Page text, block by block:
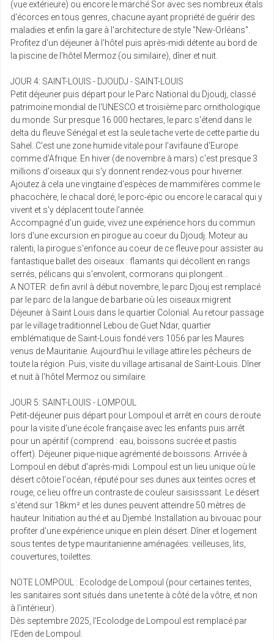
mar.
11
mai
1167 € /pers.
1196 € au lieu de
Retour le
18/05/2027
mer.
mai
1000 € au lieu de
sam.
15
mai
1231 €/pers.
1260 € au lieu de
Retour le
22/05/2027
mar.
18
mai
1129 € /pers.
1158 € au lieu de
Retour le
mer.
19
mai
802 €/pers.
831 € au lieu de
Retour le
26/05/2027
sam.
22
mai
1167 €/pers.
1196 € au lieu de
Retour le
29/05/2027
mar.
25
mai
1013 €/pers.
1042 € au lieu de
Retour le
01/06/2027
mer.
26 696 €/pers.
sam.
29
mai
1082 €/pers.
1111 € au lieu de
Retour le
05/06/2027
juin 2027
mar.
01
juin
1092 €
1121 € au lieu de
08/06/2027
mer.
02 707 €
736 € au lieu de
Retour le
sam.
05
juin
1170 €
Retour le
(vue extérieure) ou encore le marché Sor avec ses nombreux étals
d'écorces en tous genres, chacune ayant propriété de guérir des
maladies et enfin la gare à l'architecture de style "New-Orléans".
Profitez d'un déjeuner à l'hôtel puis après-midi détente au bord de
la piscine de l'hôtel Mermoz (ou similaire), dîner et nuit.
JOUR 4: SAINT-LOUIS - DJOUDJ - SAINT-LOUIS
Petit déjeuner puis départ pour le Parc National du Djoudj, classé
patrimoine mondial de l'UNESCO et troisième parc ornithologique
du monde. Sur presque 16 000 hectares, le parc s'étend dans le
delta du fleuve Sénégal et est la seule tache verte de cette partie du
Sahel. C'est une zone humide vitale pour l'avifaune d'Europe
comme d'Afrique. En hiver (de novembre à mars) c'est presque 3
millions d'oiseaux qui s'y donnent rendez-vous pour hiverner.
Ajoutez à cela une vingtaine d'espèces de mammifères comme le
phacochère, le chacal doré, le porc-épic ou encore le caracal qui y
vivent et s'y déplacent toute l'année.
Accompagné d'un guide, vivez une expérience hors du commun
lors d'une excursion en pirogue au coeur du Djoudj. Moteur au
ralenti, la pirogue s'enfonce au coeur de ce fleuve pour assister au
fantastique ballet des oiseaux : flamants qui décollent en rangs
serrés, pélicans qui s'envolent, cormorans qui plongent...
A NOTER: de fin avril à début novembre, le parc Djouj est remplacé
par le parc de la langue de barbarie où les oiseaux migrent
Déjeuner à Saint Louis dans le quartier Colonial. Au retour passage
par le village traditionnel Lebou de Guet Ndar, quartier
emblématique de Saint-Louis fondé vers 1056 par les Maures
venus de Mauritanie. Aujourd'hui le village attire les pêcheurs de
toute la région. Puis, visite du village artisanal de Saint-Louis. Dîner
et nuit à l'hôtel Mermoz ou similaire.
JOUR 5: SAINT-LOUIS - LOMPOUL
Petit-déjeuner puis départ pour Lompoul et arrêt en cours de route
pour la visite d'une école française avec les enfants puis arrêt
pour un apéritif (comprend : eau, boissons sucrée et pastis
offert). Déjeuner pique-nique agrémenté de boissons. Arrivée à
Lompoul en début d'après-midi. Lompoul est un lieu unique où le
désert côtoie l'océan, réputé pour ses dunes aux teintes ocres et
rouge, ce lieu offre un contraste de couleur saisisssant. Le désert
s'étend sur 18km² et les dunes peuvent atteindre 50 mètres de
hauteur. Initiation au thé et au Djembé. Installation au bivouac pour
profiter d'une expérience unique en plein désert. Dîner et logement
sous tentes de type mauritanienne aménagées: veilleuses, lits,
couvertures, toilettes.
NOTE LOMPOUL : Ecolodge de Lompoul (pour certaines tentes,
les sanitaires sont situés dans une tente à côté de la vôtre, et non
à l'intérieur).
Dès septembre 2025, l'Ecolodge de Lompoul est remplacé par
l'Eden de Lompoul.